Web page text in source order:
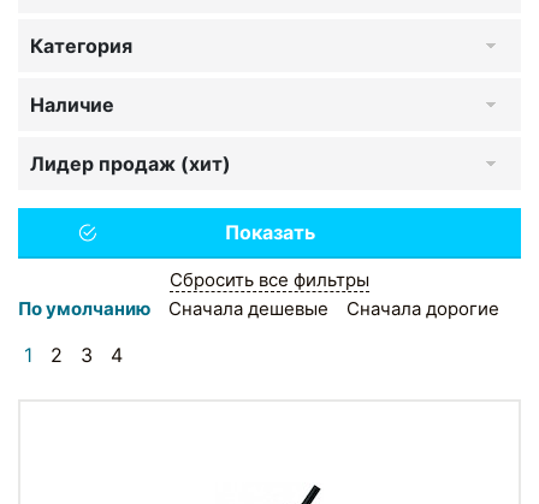
Категория
Наличие
Лидер продаж (хит)
Сбросить все фильтры
По умолчанию
Сначала дешевые Сначала дорогие
1 2 3 4